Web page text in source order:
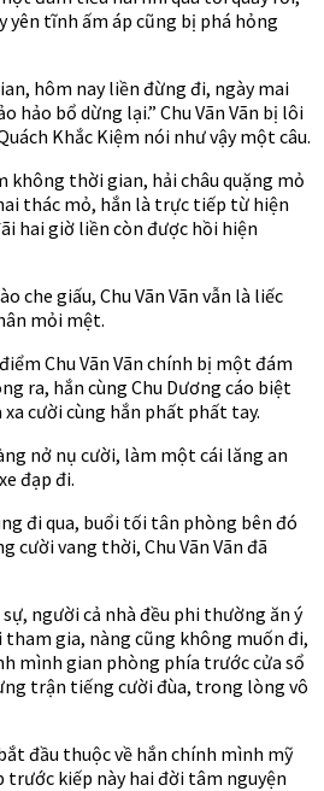
yên tĩnh ấm áp cũng bị phá hỏng
hôm nay liền đừng đi, ngày mai
hảo bổ dừng lại.” Chu Vãn Vãn bị lôi
Khắc Kiệm nói như vậy một câu.
không thời gian, hải châu quặng mỏ
thác mỏ, hắn là trực tiếp từ hiện
hai giờ liền còn được hồi hiện
che giấu, Chu Vãn Vãn vẫn là liếc
mỏi mệt.
Chu Vãn Vãn chính bị một đám
ra, hắn cùng Chu Dương cáo biệt
cười cùng hắn phất phất tay.
nở nụ cười, làm một cái lăng an
đạp đi.
đi qua, buổi tối tân phòng bên đó
cười vang thời, Chu Vãn Vãn đã
người cả nhà đều phi thường ăn ý
tham gia, nàng cũng không muốn đi,
mình gian phòng phía trước cửa sổ
trận tiếng cười đùa, trong lòng vô
đầu thuộc về hắn chính mình mỹ
trước kiếp này hai đời tâm nguyện